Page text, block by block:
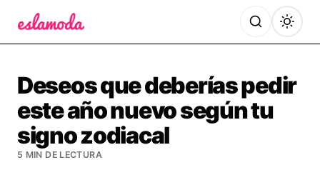
Deseos que deberías pedir
este año nuevo según tu
signo zodiacal
5 MIN DE LECTURA